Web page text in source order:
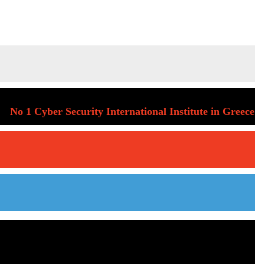
No 1 Cyber Security International Institute in Greece